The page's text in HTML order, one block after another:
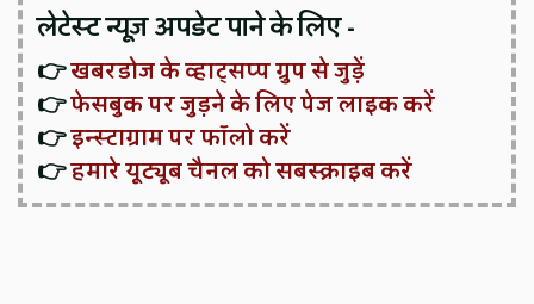
लेटेस्ट न्यूज़ अपडेट पाने के लिए -
👉खबरडोज के व्हाट्सप्प ग्रुप से जुड़ें
👉फेसबुक पर जुड़ने के लिए पेज लाइक करें
👉इन्स्टाग्राम पर फॉलो करें
👉हमारे यूट्यूब चैनल को सबस्क्राइब करें